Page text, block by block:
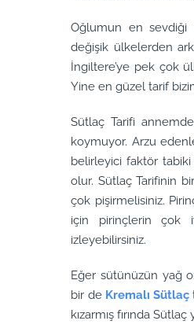
Oğlumun en sevdiği
değişik ülkelerden
İngiltere’ye pek çok
Yine en güzel tarif
Sütlaç Tarifi
koymuyor. Arzu
belirleyici faktör tabiki
olur. Sütlaç Tarifinin
çok pişirmelisiniz.
için pirinçlerin çok
izleyebilirsiniz.
Eğer sütünüzün yağ
bir de Kremalı Sütlaç
kızarmış fırında